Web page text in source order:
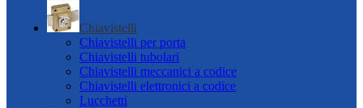
Chiavistelli
Chiavistelli per porta
Chiavistelli tubolari
Chiavistelli meccanici a codice
Chiavistelli elettronici a codice
Lucchetti